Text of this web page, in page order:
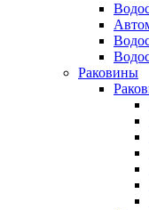
Раковины